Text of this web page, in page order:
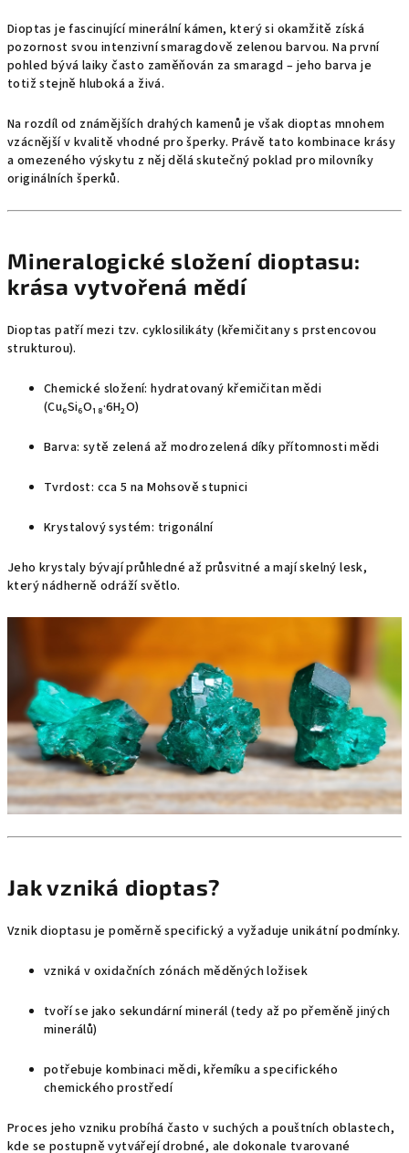
Dioptas je fascinující minerální kámen, který si okamžitě získá
pozornost svou intenzivní smaragdově zelenou barvou. Na první
pohled bývá laiky často zaměňován za smaragd – jeho barva je
totiž stejně hluboká a živá.
Na rozdíl od známějších drahých kamenů je však dioptas mnohem
vzácnější v kvalitě vhodné pro šperky. Právě tato kombinace krásy
a omezeného výskytu z něj dělá skutečný poklad pro milovníky
originálních šperků.
Mineralogické složení dioptasu:
krása vytvořená mědí
Dioptas patří mezi tzv. cyklosilikáty (křemičitany s prstencovou
strukturou).
Chemické složení: hydratovaný křemičitan mědi
(Cu₆Si₆O₁₈·6H₂O)
Barva: sytě zelená až modrozelená díky přítomnosti mědi
Tvrdost: cca 5 na Mohsově stupnici
Krystalový systém: trigonální
Jeho krystaly bývají průhledné až průsvitné a mají skelný lesk,
který nádherně odráží světlo.
Jak vzniká dioptas?
Vznik dioptasu je poměrně specifický a vyžaduje unikátní podmínky.
vzniká v oxidačních zónách měděných ložisek
tvoří se jako sekundární minerál (tedy až po přeměně jiných
minerálů)
potřebuje kombinaci mědi, křemíku a specifického
chemického prostředí
Proces jeho vzniku probíhá často v suchých a pouštních oblastech,
kde se postupně vytvářejí drobné, ale dokonale tvarované